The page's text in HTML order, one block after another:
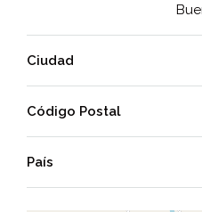
Ciudad
Código Postal
País